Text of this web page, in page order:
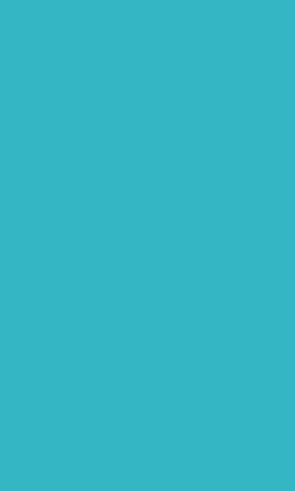
ଶୋକର ଛାୟା
ସ୍କୁତିସଭା ଅନୁଷ୍ଠିତ
ଜଣଙ୍କ ମୃତ୍ୟୁ